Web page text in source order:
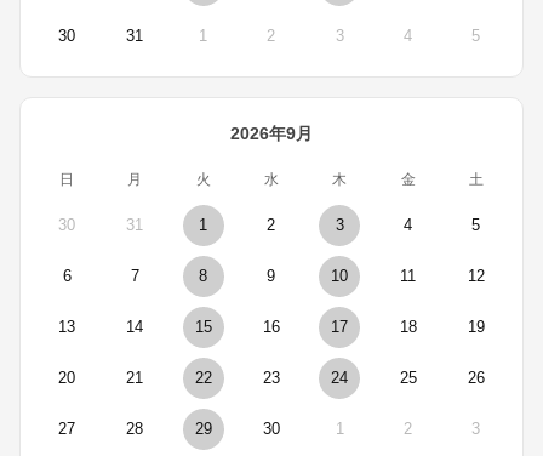
30 31 1 2 3 4 5
2026年9月
日 月 火 水 木 金 土
30 31 1 2 3 4 5
6 7 8 9 10 11 12
13 14 15 16 17 18 19
20 21 22 23 24 25 26
27 28 29 30 1 2 3